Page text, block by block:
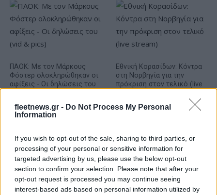
fleetnews.gr - Do Not Process My Personal
Information
If you wish to opt-out of the sale, sharing to third parties, or
processing of your personal or sensitive information for
targeted advertising by us, please use the below opt-out
section to confirm your selection. Please note that after your
opt-out request is processed you may continue seeing
interest-based ads based on personal information utilized by
ΠΑΟΚ: Με τον Μάρκους
Φόστερ ολοκληρώθηκαν οι
αφίξεις - Οι δηλώσεις του
Εθνική Κορασίδων: Κόντρα
στη Νορβηγία για την
πρόκριση στον τελικό (live
Ταχύτερα και αυστηρότερα: Το νέο ψηφιακό καθεστώς της
ΑΑΔΕ για τα ανασφάλιστα οχήματα